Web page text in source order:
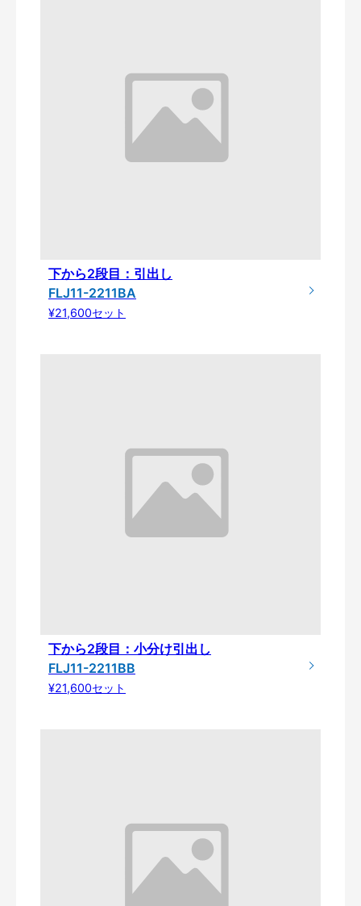
下から2段目：引出し
FLJ11-2211BA
¥21,600セット
下から2段目：小分け引出し
FLJ11-2211BB
¥21,600セット